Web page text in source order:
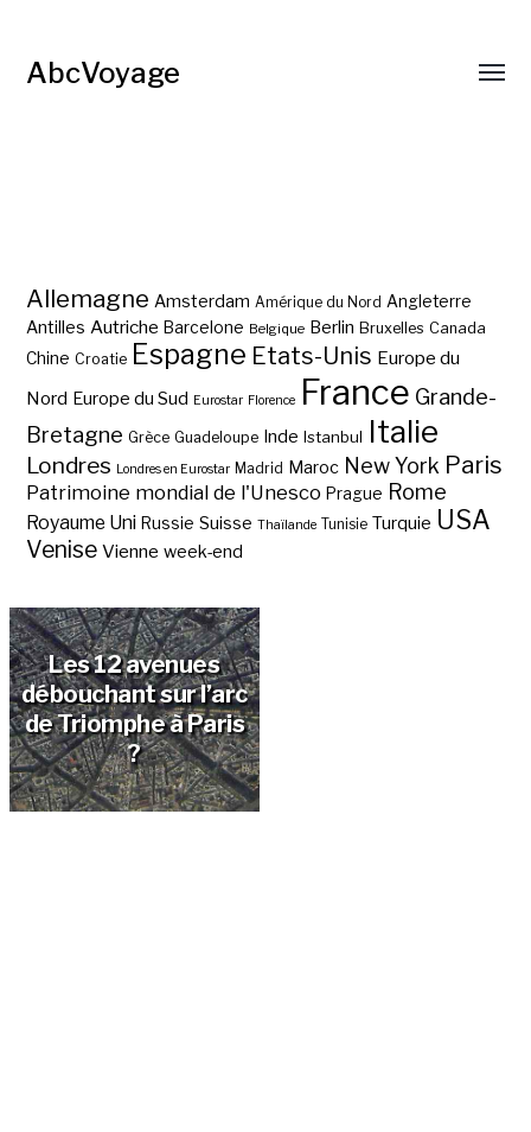
AbcVoyage
Allemagne Amsterdam Amérique du Nord Angleterre
Antilles Autriche Barcelone Belgique Berlin Bruxelles Canada
Chine Croatie Espagne Etats-Unis Europe du
Nord Europe du Sud Eurostar Florence France Grande-
Bretagne Grèce Guadeloupe Inde Istanbul Italie
Londres Londres en Eurostar Madrid Maroc New York Paris
Patrimoine mondial de l'Unesco Prague Rome
Royaume Uni Russie Suisse Thaïlande Tunisie Turquie USA
Venise Vienne week-end
Les 12 avenues
débouchant sur l’arc
de Triomphe à Paris
?